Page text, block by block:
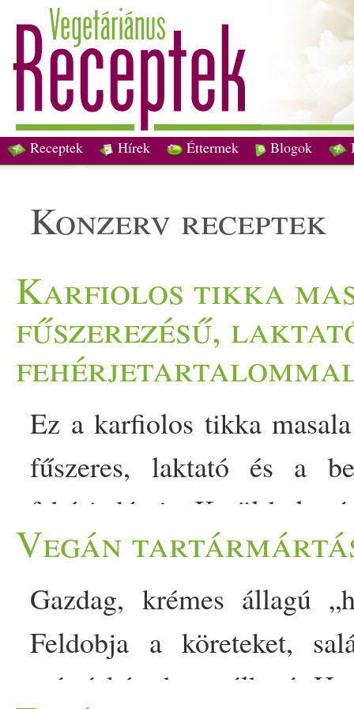
Receptek Hírek Éttermek Blogok
konzerv receptek
Karfiolos tikka
fűszerezésű,
Ez a karfiolos tikka
fűszeres, laktató és a
fehérjedús is. Kerül bele
amelyek
szervezetet. Sokszor
árválkodik egy fél fej
egy-egykonzerv
es bab
Vegán
Gazdag, krémes állagú
Feldobja a köreteket,
mártásként használható.